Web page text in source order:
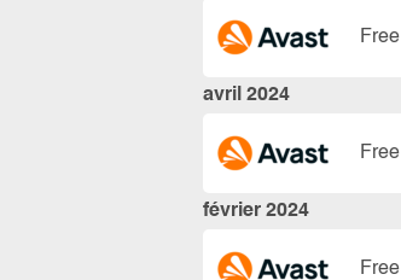
avril 2024
février 2024